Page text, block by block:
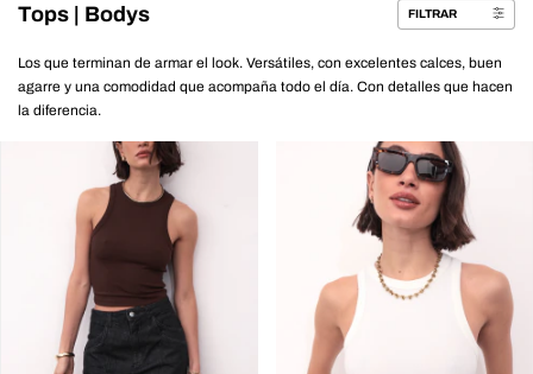
Tops | Bodys FILTRAR
Los que terminan de armar el look. Versátiles, con excelentes calces, buen
agarre y una comodidad que acompaña todo el día. Con detalles que hacen
la diferencia.